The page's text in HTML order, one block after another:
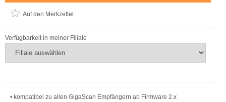
Auf den Merkzettel
Verfügbarkeit in meiner Filiale
• kompatibel zu allen GigaScan Empfängern ab Firmware 2.x